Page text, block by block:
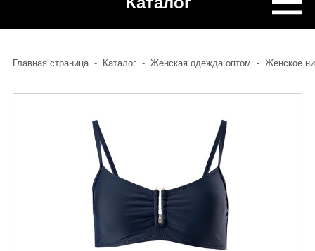
Главная страница - Каталог - Женская одежда оптом - Женское